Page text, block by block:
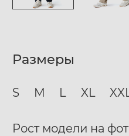
Размеры
S M L XL
Рост модели на